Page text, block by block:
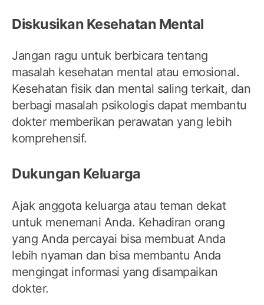
Diskusikan Kesehatan Mental
Jangan ragu untuk berbicara tentang
masalah kesehatan mental atau emosional.
Kesehatan fisik dan mental saling terkait, dan
berbagi masalah psikologis dapat membantu
dokter memberikan perawatan yang lebih
komprehensif.
Dukungan Keluarga
Ajak anggota keluarga atau teman dekat
untuk menemani Anda. Kehadiran orang
yang Anda percayai bisa membuat Anda
lebih nyaman dan bisa membantu Anda
mengingat informasi yang disampaikan
dokter.